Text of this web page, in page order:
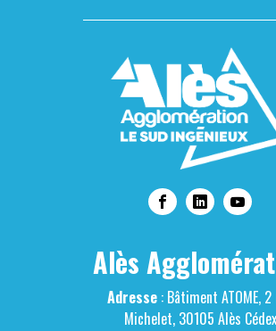
Alès
Adresse : Bâtiment ATOME,
Michelet, 30105 Alès Cédex